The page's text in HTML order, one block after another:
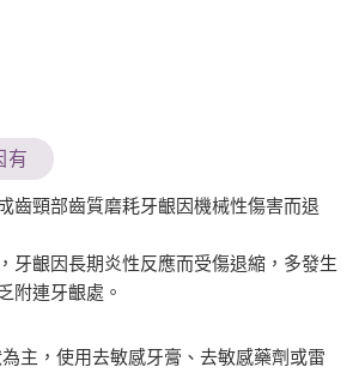
有
齒頸部齒質磨耗牙齦因機械性傷害而退
牙齦因長期炎性反應而受傷退縮，多發生
附連牙齦處。
主，使用去敏感牙膏、去敏感藥劑或雷